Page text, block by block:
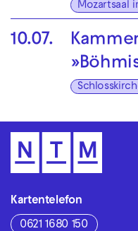
Mozartsaal
10.07.
Kartentelefon
0621 1680 150